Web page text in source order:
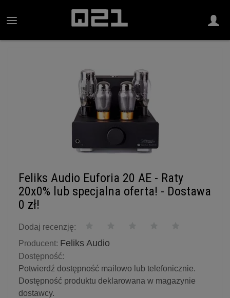
Feliks Audio Euforia 20 AE - Raty
20x0% lub specjalna oferta! - Dostawa
0 zł!
Dodaj recenzję:
Producent: Feliks Audio
Dostępność:
Potwierdź dostępność mailowo lub telefonicznie.
Dostępność produktu deklarowana w magazynie
dostawcy.